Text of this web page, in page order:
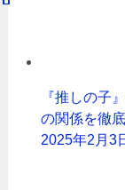
『推しの子
の関係を徹
2025年2月3